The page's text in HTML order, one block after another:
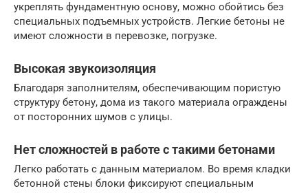
укреплять фундаментную основу, можно обойтись без
специальных подъемных устройств. Легкие бетоны не
имеют сложности в перевозке, погрузке.
Высокая звукоизоляция
Благодаря заполнителям, обеспечивающим пористую
структуру бетону, дома из такого материала ограждены
от посторонних шумов с улицы.
Нет сложностей в работе с такими бетонами
Легко работать с данным материалом. Во время кладки
бетонной стены блоки фиксируют специальным